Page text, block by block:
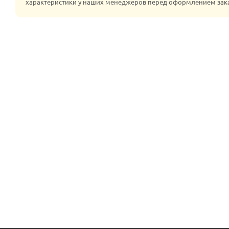
характеристики у наших менеджеров перед оформлением